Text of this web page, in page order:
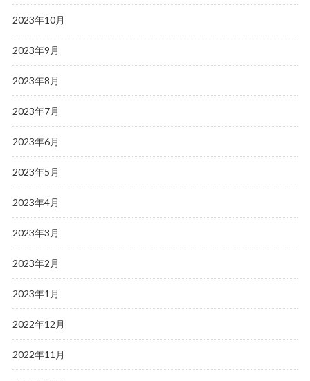
2023年10月
2023年9月
2023年8月
2023年7月
2023年6月
2023年5月
2023年4月
2023年3月
2023年2月
2023年1月
2022年12月
2022年11月